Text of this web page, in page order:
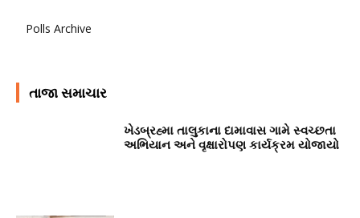
Polls Archive
તાજા સમાચાર
ખેડબ્રહ્મા તાલુકાના દામાવાસ ગામે સ્વચ્છતા
અભિયાન અને વૃક્ષારોપણ કાર્યક્રમ યોજાયો